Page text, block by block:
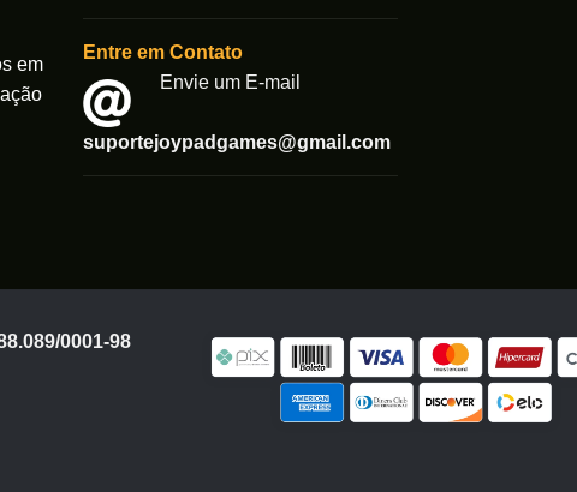
em
Entre em Contato
Envie um E-mail
suportejoypadgames@gmail.com
0001-98